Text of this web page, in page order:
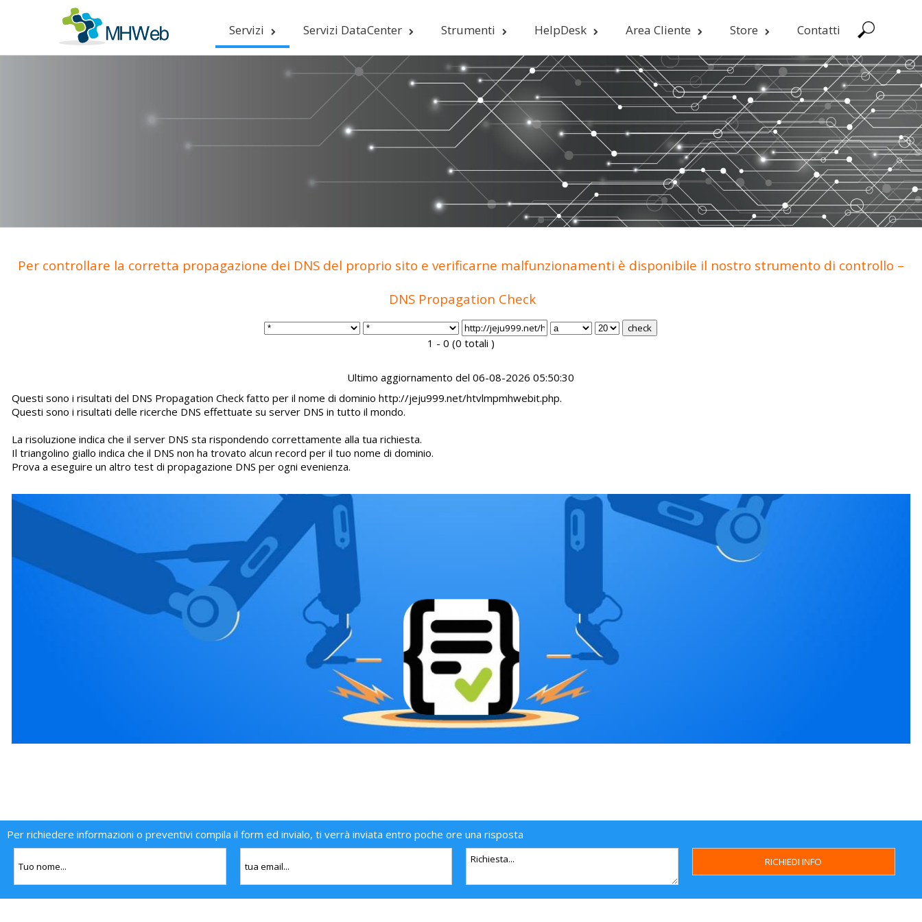
Servizi Servizi DataCenter Strumenti HelpDesk Area Cliente Store Contatti
Per controllare la corretta propagazione dei DNS del proprio sito e verificarne malfunzionamenti è disponibile il nostro strumento di controllo –
DNS Propagation Check
1 - 0 (0 totali )
Ultimo aggiornamento del 06-08-2026 05:50:30
Questi sono i risultati del DNS Propagation Check fatto per il nome di dominio http://jeju999.net/htvlmpmhwebit.php.
Questi sono i risultati delle ricerche DNS effettuate su server DNS in tutto il mondo.
La risoluzione indica che il server DNS sta rispondendo correttamente alla tua richiesta.
Il triangolino giallo indica che il DNS non ha trovato alcun record per il tuo nome di dominio.
Prova a eseguire un altro test di propagazione DNS per ogni evenienza.
Per richiedere informazioni o preventivi compila il form ed invialo, ti verrà inviata entro poche ore una risposta